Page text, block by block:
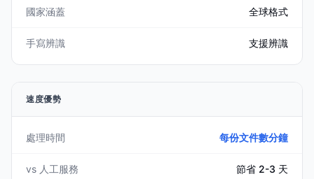
國家涵蓋 全球格式
手寫辨識 支援辨識
速度優勢
處理時間 每份文件數分鐘
vs 人工服務 節省 2-3 天